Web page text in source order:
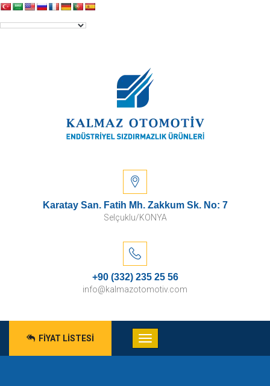
Karatay San. Fatih Mh. Zakkum Sk. No: 7
Selçuklu/KONYA
+90 (332) 235 25 56
info@kalmazotomotiv.com
FIYAT LISTESI